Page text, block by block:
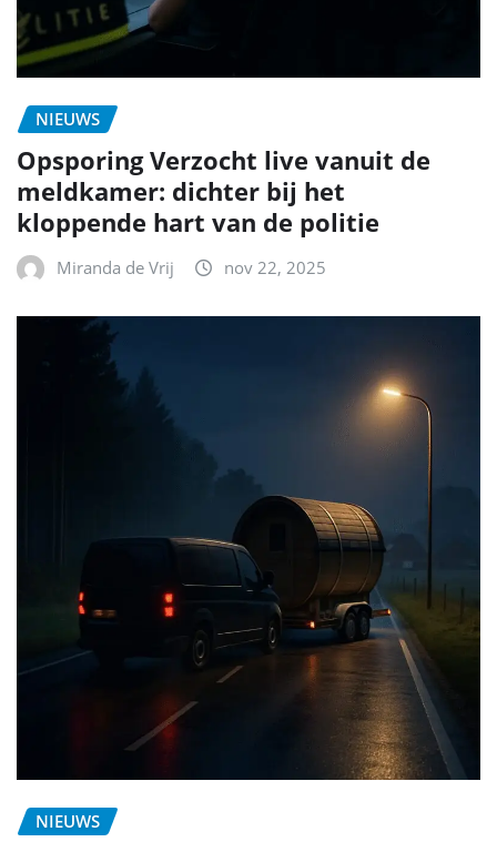
NIEUWS
Opsporing Verzocht live vanuit de
meldkamer: dichter bij het
kloppende hart van de politie
Miranda de Vrij nov 22, 2025
NIEUWS